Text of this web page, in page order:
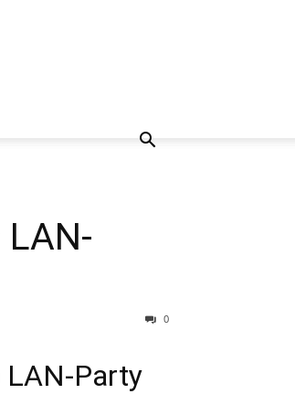
0
Party